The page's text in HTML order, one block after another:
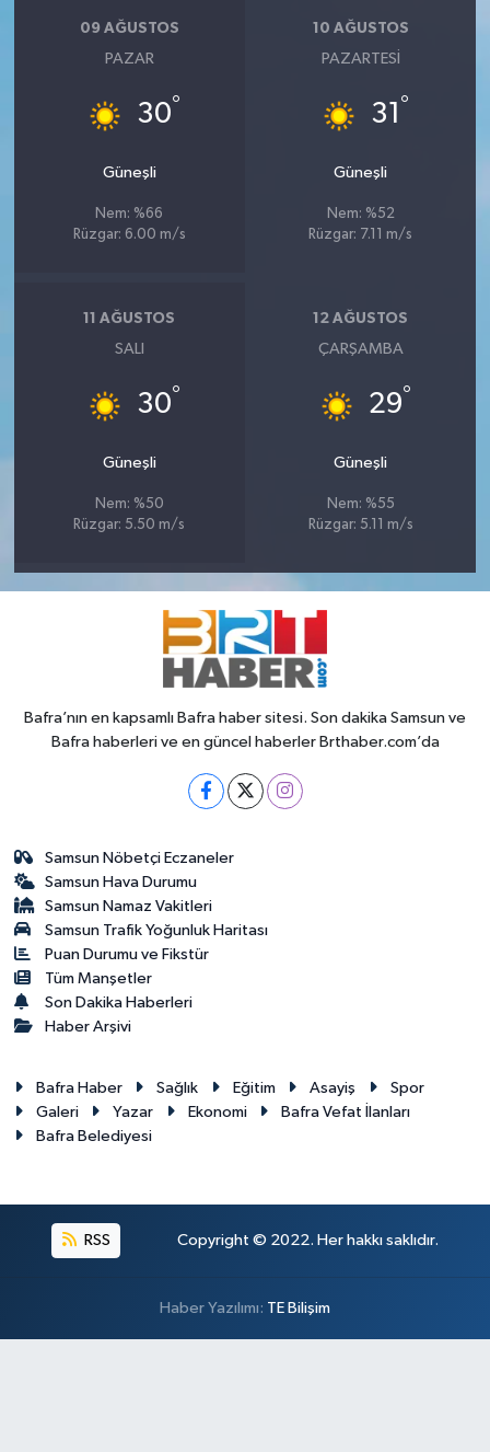
09 AĞUSTOS
PAZAR
30°
Güneşli
Nem: %66
Rüzgar: 6.00 m/s
10 AĞUSTOS
PAZARTESI
31 °
Güneşli
Nem: %52
Rüzgar: 7.11 m/s
11 AĞUSTOS
SALI
30°
Güneşli
Nem: %50
Rüzgar: 5.50 m/s
12 AĞUSTOS
ÇARŞAMBA
29°
Güneşli
Nem: %55
Rüzgar: 5.11 m/s
Bafra’nın en kapsamlı Bafra haber sitesi. Son dakika Samsun ve
Bafra haberleri ve en güncel haberler Brthaber.com’da
Samsun Nöbetçi Eczaneler
Samsun Hava Durumu
Samsun Namaz Vakitleri
Samsun Trafik Yoğunluk Haritası
Puan Durumu ve Fikstür
Tüm Manşetler
Son Dakika Haberleri
Haber Arşivi
Bafra Haber Sağlık Eğitim Asayiş
Spor
Galeri
Yazar Ekonomi
Bafra Vefat İlanları
Bafra Belediyesi
RSS Copyright © 2022. Her hakkı saklıdır.
Haber Yazılımı: TE Bilişim